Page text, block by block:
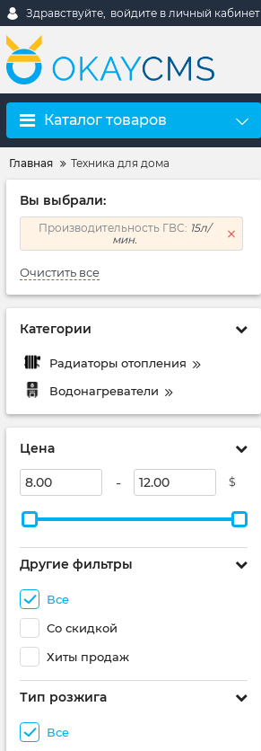
Здравствуйте, войдите в личный кабинет
Каталог товаров
Главная Техника для дома
Вы выбрали:
Производительность ГВС: 15л/
мин.
Очистить все
Категории
Радиаторы отопления
Водонагреватели
Цена
- $
Другие фильтры
Все
Со скидкой
Хиты продаж
Тип розжига
Все